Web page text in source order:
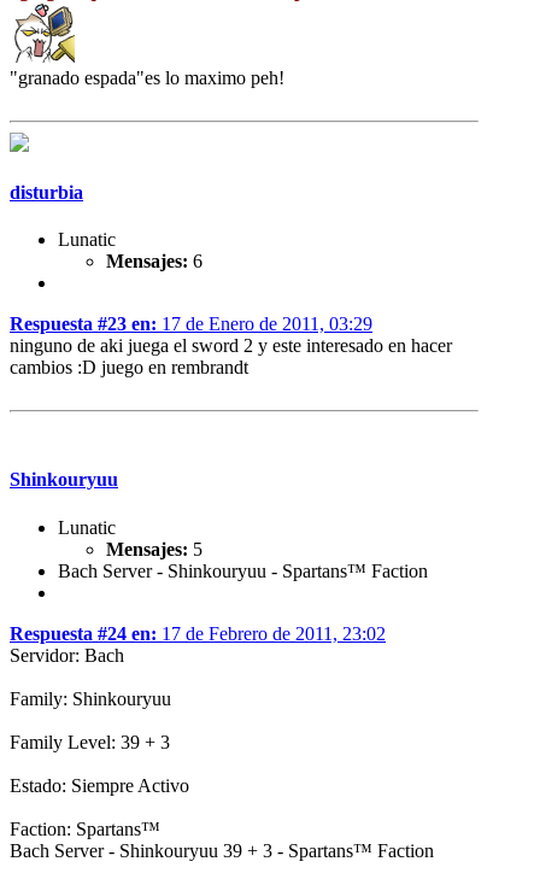
"granado espada"es lo maximo peh!
disturbia
Lunatic
Mensajes: 6
Respuesta #23 en: 17 de Enero de 2011, 03:29
ninguno de aki juega el sword 2 y este interesado en hacer
cambios :D juego en rembrandt
Shinkouryuu
Lunatic
Mensajes: 5
Bach Server - Shinkouryuu - Spartans™ Faction
Respuesta #24 en: 17 de Febrero de 2011, 23:02
Servidor: Bach
Family: Shinkouryuu
Family Level: 39 + 3
Estado: Siempre Activo
Faction: Spartans™
Bach Server - Shinkouryuu 39 + 3 - Spartans™ Faction